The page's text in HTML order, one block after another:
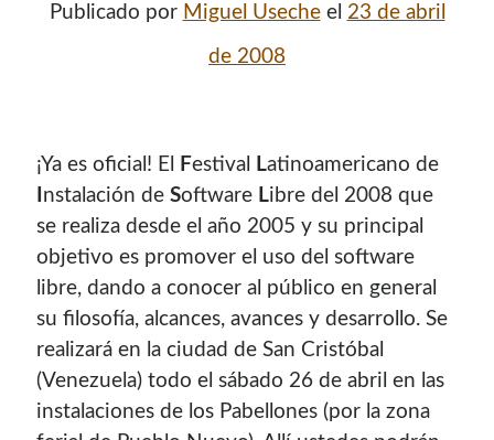
Publicado por Miguel Usecheel 23 de abril
de 2008
¡Ya es oficial! El Festival Latinoamericano de
nstalación deSoftware Libre del 2008 que
se realiza desde el año 2005 y su principal
objetivo es promover el uso del software
libre, dando a conocer al público en general
su filosofí­a, alcances, avances y desarrollo. Se
realizará en la ciudad de San Cristóbal
(Venezuela) todo el sábado 26 de abril en las
instalaciones de los Pabellones (por la zona